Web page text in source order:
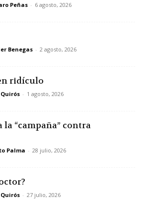
Peñas - 6 agosto, 2026
Benegas - 2 agosto, 2026
ridículo
Quirós - 1 agosto, 2026
la “campaña” contra
Palma - 28 julio, 2026
Quirós - 27 julio, 2026